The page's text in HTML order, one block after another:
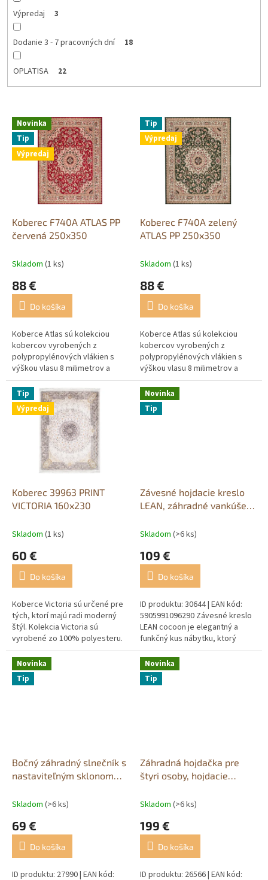
Výpredaj 3
Dodanie 3 - 7 pracovných dní 18
OPLATISA 22
V
p
Novinka
Tip
Výpredaj
Koberec F740A ATLAS PP
červená 250x350
Skladom (1 ks)
88 €
Do košíka
Koberce Atlas sú kolekciou
kobercov vyrobených z
polypropylénových vlákien s
výškou vlasu 8 milimetrov a
hmotnosťou 1 350 g/m 2 .
Koberce PP BCF sa vyznačujú
predovšetkým veľmi...
Tip
Výpredaj
Koberec F740A zelený
ATLAS PP 250x350
Skladom (1 ks)
88 €
Do košíka
Koberce Atlas sú kolekciou
kobercov vyrobených z
polypropylénových vlákien s
výškou vlasu 8 milimetrov a
hmotnosťou 1 350 g/m 2 .
Koberce PP BCF sa vyznačujú
predovšetkým veľmi...
Tip
Výpredaj
Koberec 39963 PRINT
VICTORIA 160x230
Skladom (1 ks)
60 €
Do košíka
Koberce Victoria sú určené pre
tých, ktorí majú radi moderný
štýl. Kolekcia Victoria sú
vyrobené zo 100% polyesteru.
Výška vlasu je cca 6 mm a
gramáž 900 g/m2. Spodná
časť...
Novinka
Tip
Závesné hojdacie kreslo
LEAN, záhradné vankúše
rám
Skladom (>6 ks)
109 €
Do košíka
ID produktu: 30644 | EAN kód:
5905991096290 Závesné kreslo
LEAN cocoon je elegantný a
funkčný kus nábytku, ktorý
poskytuje výnimočné pohodlie
pri relaxácii v záhrade, na...
Novinka
Tip
Bočný záhradný slnečník s
nastaviteľným sklonom
Skladom (>6 ks)
69 €
Do košíka
ID produktu: 27990 | EAN kód:
Novinka
Tip
Záhradná hojdačka pre
štyri osoby, hojdacie
baldachýnom, sivá
Skladom (>6 ks)
199 €
Do košíka
ID produktu: 26566 | EAN kód: